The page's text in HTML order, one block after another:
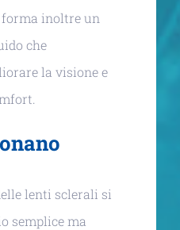
forma inoltre un
che
la visione e
lenti sclerali si
semplice ma